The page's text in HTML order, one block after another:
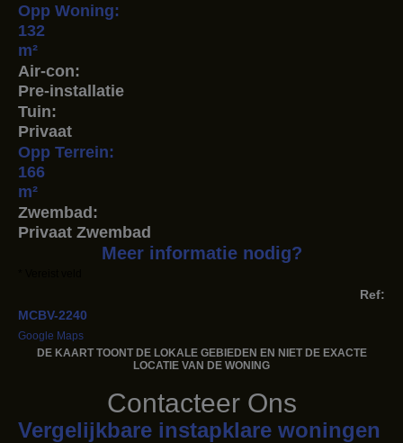
Opp Woning:
132
m²
Air-con:
Pre-installatie
Tuin:
Privaat
Opp Terrein:
166
m²
Zwembad:
Privaat Zwembad
Meer informatie nodig?
Ref:
MCBV-2240
Google Maps
DE KAART TOONT ​​DE LOKALE GEBIEDEN EN NIET DE EXACTE
LOCATIE VAN DE WONING
Contacteer Ons
Vergelijkbare instapklare woningen